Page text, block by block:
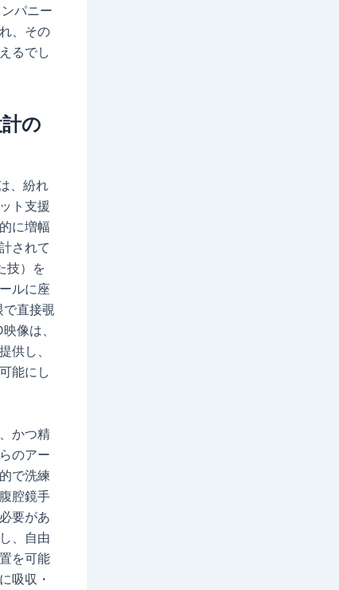
パニー
、その
るでし
の
、紛れ
ト支援
に増幅
されて
技）を
ルに座
直接覗
像は、
供し、
能にし
かつ精
のアー
で洗練
腔鏡手
要があ
、自由
を可能
吸収・